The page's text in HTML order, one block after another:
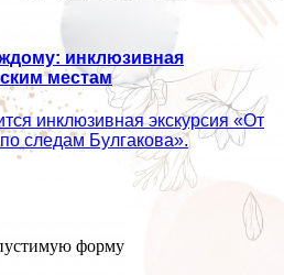
инклюзивная
местам
инклюзивная экскурсия «От
следам Булгакова».
форму